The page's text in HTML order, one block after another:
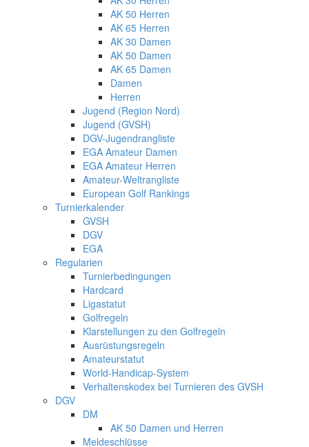
AK 50 Herren
AK 65 Herren
AK 30 Damen
AK 50 Damen
AK 65 Damen
Damen
Herren
Jugend (Region Nord)
Jugend (GVSH)
DGV-Jugendrangliste
EGA Amateur Damen
EGA Amateur Herren
Amateur-Weltrangliste
European Golf Rankings
Turnierkalender
GVSH
DGV
EGA
Regularien
Turnierbedingungen
Hardcard
Ligastatut
Golfregeln
Klarstellungen zu den Golfregeln
Ausrüstungsregeln
Amateurstatut
World-Handicap-System
Verhaltenskodex bei Turnieren des GVSH
DGV
DM
AK 50 Damen und Herren
Meldeschlüsse